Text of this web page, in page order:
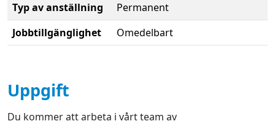
Typ av anställning
Permanent
Jobbtillgänglighet
Omedelbart
Uppgift
Du kommer att arbeta i vårt team av